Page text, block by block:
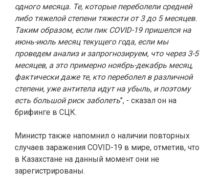
одного месяца. Те, которые переболели средней
либо тяжелой степени тяжести от 3 до 5 месяцев.
Таким образом, если пик COVID-19 пришелся на
июнь-июль месяц текущего года, если мы
проведем анализ и запрогнозируем, что через 3-5
месяцев, а это примерно ноябрь-декабрь месяц,
фактически даже те, кто переболел в различной
степени, уже антитела идут на убыль, и поэтому
есть большой риск заболеть", - сказал он на
брифинге в СЦК.
Министр также напомнил о наличии повторных
случаев заражения COVID-19 в мире, отметив, что
в Казахстане на данный момент они не
зарегистрированы.